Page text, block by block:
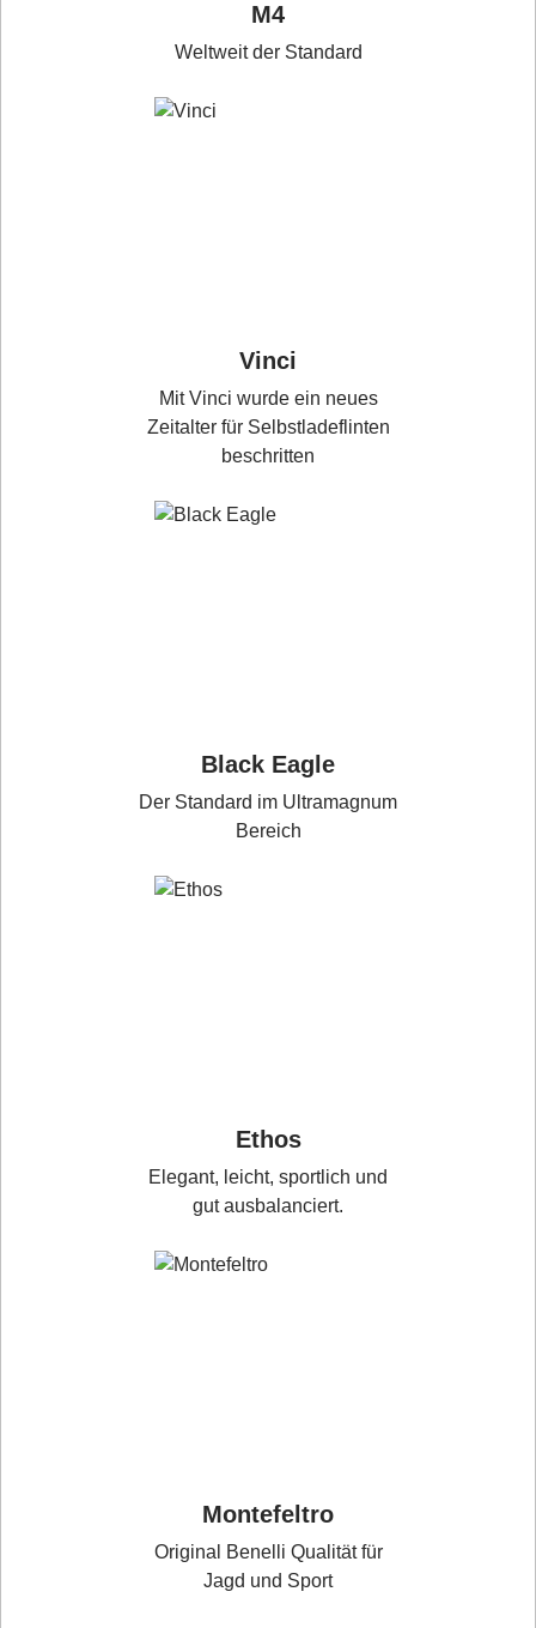
M4
Weltweit der Standard
Vinci
Mit Vinci wurde ein neues
Zeitalter für Selbstladeflinten
beschritten
Black Eagle
Der Standard im Ultramagnum
Bereich
Ethos
Elegant, leicht, sportlich und
gut ausbalanciert.
Montefeltro
Original Benelli Qualität für
Jagd und Sport